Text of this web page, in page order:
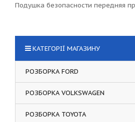
Подушка безопасности передняя
КАТЕГОРІЇ МАГАЗИНУ
РОЗБОРКА FORD
РОЗБОРКА VOLKSWAGEN
РОЗБОРКА TOYOTA